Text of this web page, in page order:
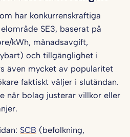
har konkurrenskraftiga
SE3, baserat på
kWh, månadsavgift,
och tillgänglighet i
även mycket av popularitet
faktiskt väljer i slutändan.
när bolag justerar villkor eller
SCB (befolkning,